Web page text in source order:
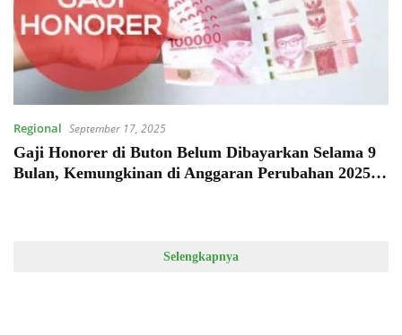
Regional September 17, 2025
Gaji Honorer di Buton Belum Dibayarkan Selama 9
Bulan, Kemungkinan di Anggaran Perubahan 2025,
Selengkapnya